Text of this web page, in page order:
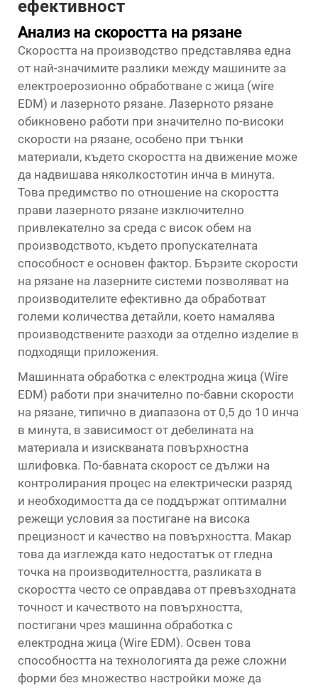
ефективност
Анализ на скоростта на рязане
Скоростта на производство представлява една
от най-значимите разлики между машините за
електроерозионно обработване с жица (wire
EDM) и лазерното рязане. Лазерното рязане
обикновено работи при значително по-високи
скорости на рязане, особено при тънки
материали, където скоростта на движение може
да надвишава няколкостотин инча в минута.
Това предимство по отношение на скоростта
прави лазерното рязане изключително
привлекателно за среда с висок обем на
производството, където пропускателната
способност е основен фактор. Бързите скорости
на рязане на лазерните системи позволяват на
производителите ефективно да обработват
големи количества детайли, което намалява
производствените разходи за отделно изделие в
подходящи приложения.
Машинната обработка с електродна жица (Wire
EDM) работи при значително по-бавни скорости
на рязане, типично в диапазона от 0,5 до 10 инча
в минута, в зависимост от дебелината на
материала и изискваната повърхностна
шлифовка. По-бавната скорост се дължи на
контролирания процес на електрически разряд
и необходимостта да се поддържат оптимални
режещи условия за постигане на висока
прецизност и качество на повърхността. Макар
това да изглежда като недостатък от гледна
точка на производителността, разликата в
скоростта често се оправдава от превъзходната
точност и качеството на повърхността,
постигани чрез машинна обработка с
електродна жица (Wire EDM). Освен това
способността на технологията да реже сложни
форми без множество настройки може да